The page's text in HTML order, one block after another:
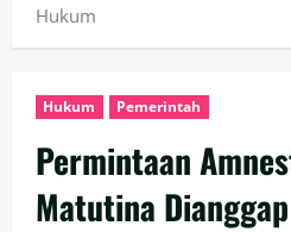
Hukum
Hukum Pemerintah
Permintaan
Matutina